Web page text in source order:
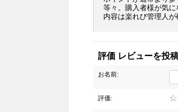
等々。購入者様が気
内容は楽れび管理人が
評価 レビューを投
お名前:
評価: